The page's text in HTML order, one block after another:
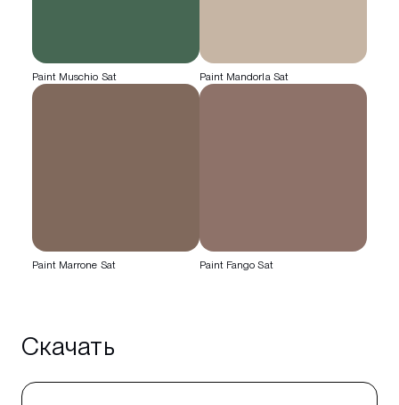
Paint Muschio Sat Paint Mandorla Sat
Paint Marrone Sat Paint Fango Sat
Скачать